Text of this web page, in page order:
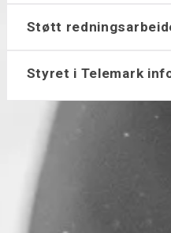
Støtt
Styret i Telemark